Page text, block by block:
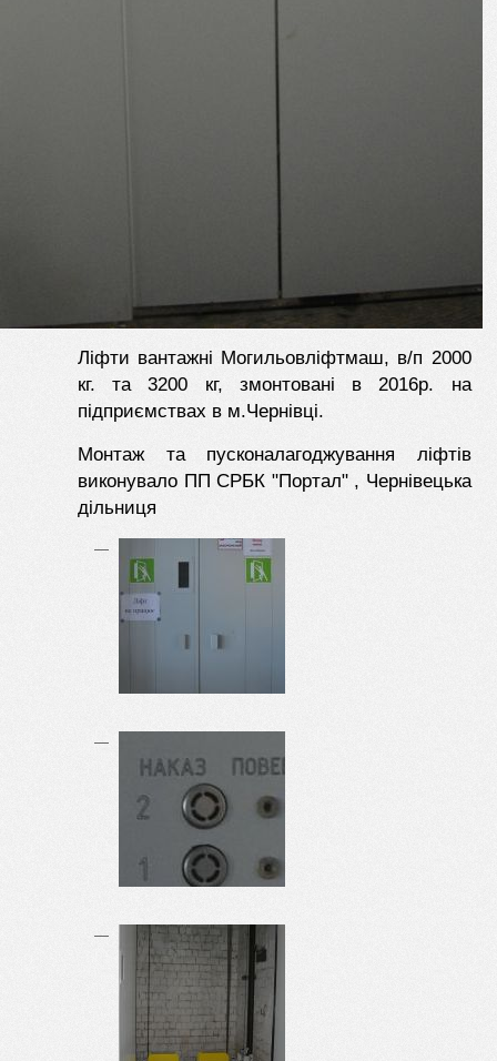
Ліфти вантажні Могильовліфтмаш, в/п 2000
кг. та 3200 кг, змонтовані в 2016р. на
підприємствах в м.Чернівці.
Монтаж та пусконалагоджування ліфтів
виконувало ПП СРБК "Портал" , Чернівецька
дільниця